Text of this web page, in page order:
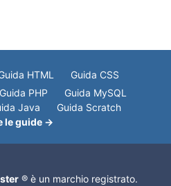
HTML
Guida CSS
Guida PHP
Guida MySQL
Java
Guida Scratch
le guide →
® è un marchio registrato.